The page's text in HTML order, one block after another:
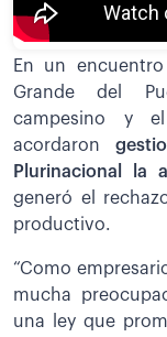
En un
Grande del
campesino y
acordaron
Plurinacional la
generó el
productivo.
“Como
mucha
una ley que